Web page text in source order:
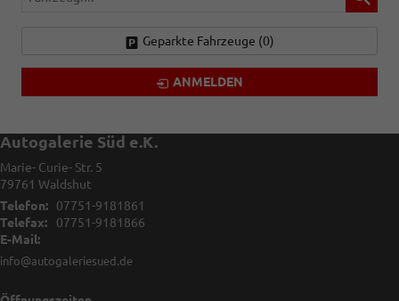
Geparkte Fahrzeuge (0)
ANMELDEN
Autogalerie Süd e.K.
Marie- Curie- Str. 5
79761 Waldshut
Telefon:
07751-9181861
Telefax:
07751-9181866
E-Mail:
info@autogaleriesued.de